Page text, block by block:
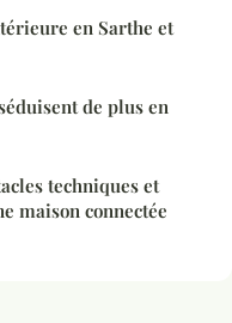
en Sarthe et
de plus en
techniques et
maison connectée